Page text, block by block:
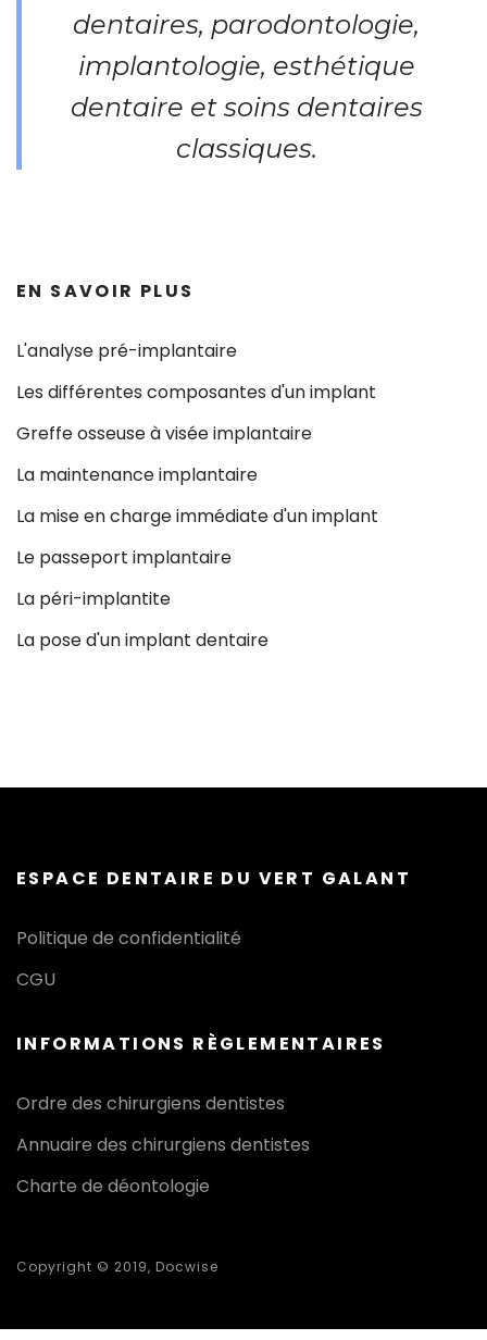
dentaires, parodontologie,
implantologie, esthétique
dentaire et soins dentaires
classiques.
EN SAVOIR PLUS
L'analyse pré-implantaire
Les différentes composantes d'un implant
Greffe osseuse à visée implantaire
La maintenance implantaire
La mise en charge immédiate d'un implant
Le passeport implantaire
La péri-implantite
La pose d'un implant dentaire
ESPACE DENTAIRE DU VERT GALANT
Politique de confidentialité
CGU
INFORMATIONS RÈGLEMENTAIRES
Ordre des chirurgiens dentistes
Annuaire des chirurgiens dentistes
Charte de déontologie
Copyright © 2019, Docwise